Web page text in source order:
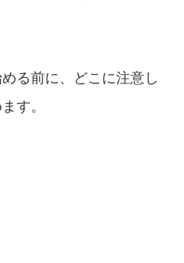
る前に、どこに注意し
す。